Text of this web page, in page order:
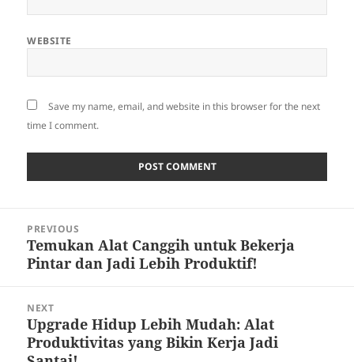
WEBSITE
Save my name, email, and website in this browser for the next
time I comment.
navigation
PREVIOUS
Previous
post:
Temukan Alat Canggih untuk Bekerja
Pintar dan Jadi Lebih Produktif!
NEXT
Next
post:
Upgrade Hidup Lebih Mudah: Alat
Produktivitas yang Bikin Kerja Jadi